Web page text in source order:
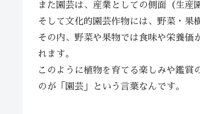
また園芸は、産業としての側面（生産
そして文化的園芸作物には、野菜・果
その内、野菜や果物では食味や栄養価
れます。
このように植物を育てる楽しみや鑑賞
のが「園芸」という言葉なんです。